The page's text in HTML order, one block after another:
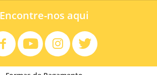
Encontre-nos aqui